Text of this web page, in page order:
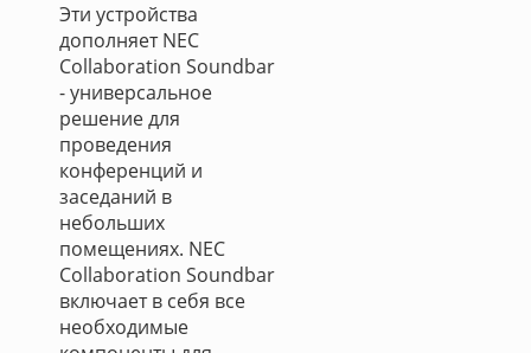
Эти устройства
дополняет NEC
Collaboration Soundbar
- универсальное
решение для
проведения
конференций и
заседаний в
небольших
помещениях. NEC
Collaboration Soundbar
включает в себя все
необходимые